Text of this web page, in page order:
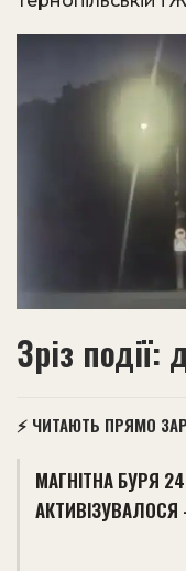
Зріз події:
⚡ ЧИТАЮТЬ ПРЯМО
МАГНІТНА БУРЯ